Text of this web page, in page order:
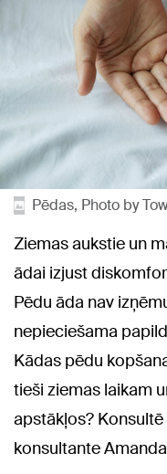
Pēdas, Photo by
Ziemas aukstie un
ādai izjust
Pēdu āda nav
nepieciešama
Kādas pēdu
tieši ziemas laikam
apstākļos?
konsultante